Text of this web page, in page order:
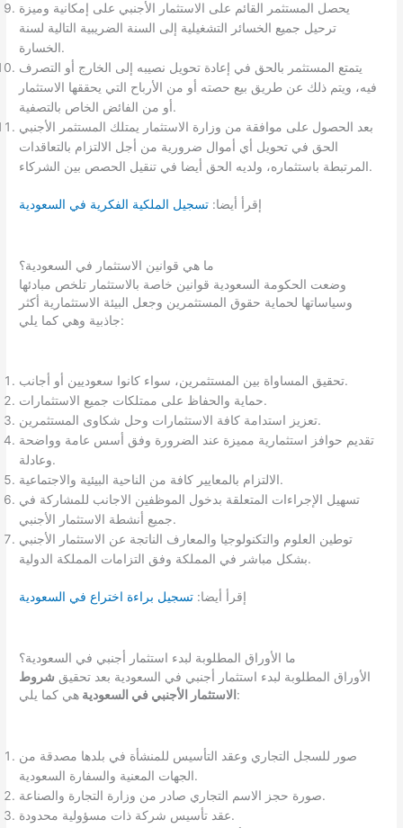
يحصل المستثمر القائم على الاستثمار الأجنبي على إمكانية وميزة
ترحيل جميع الخسائر التشغيلية إلى السنة الضريبية التالية لسنة
الخسارة.
يتمتع المستثمر بالحق في إعادة تحويل نصيبه إلى الخارج أو التصرف
فيه، ويتم ذلك عن طريق بيع حصته أو من الأرباح التي يحققها الاستثمار
أو من الفائض الخاص بالتصفية.
بعد الحصول على موافقة من وزارة الاستثمار يمتلك المستثمر الأجنبي
الحق في تحويل أي أموال ضرورية من أجل الالتزام بالتعاقدات
المرتبطة باستثماره، ولديه الحق أيضا في تنقيل الحصص بين الشركاء.
إقرأ أيضا: تسجيل الملكية الفكرية في السعودية
ما هي قوانين الاستثمار في السعودية؟
وضعت الحكومة السعودية قوانين خاصة بالاستثمار تلخص مبادئها
وسياساتها لحماية حقوق المستثمرين وجعل البيئة الاستثمارية أكثر
جاذبية وهي كما يلي:
تحقيق المساواة بين المستثمرين، سواء كانوا سعوديين أو أجانب.
حماية والحفاظ على ممتلكات جميع الاستثمارات.
تعزيز استدامة كافة الاستثمارات وحل شكاوى المستثمرين.
تقديم حوافز استثمارية مميزة عند الضرورة وفق أسس عامة وواضحة
وعادلة.
الالتزام بالمعايير كافة من الناحية البيئية والاجتماعية.
تسهيل الإجراءات المتعلقة بدخول الموظفين الاجانب للمشاركة في
جميع أنشطة الاستثمار الأجنبي.
توطين العلوم والتكنولوجيا والمعارف الناتجة عن الاستثمار الأجنبي
بشكل مباشر في المملكة وفق التزامات المملكة الدولية.
إقرأ أيضا: تسجيل براءة اختراع في السعودية
ما الأوراق المطلوبة لبدء استثمار أجنبي في السعودية؟
الأوراق المطلوبة لبدء استثمار أجنبي في السعودية بعد تحقيق شروط
الاستثمار الأجنبي في السعودية هي كما يلي:
صور للسجل التجاري وعقد التأسيس للمنشأة في بلدها مصدقة من
الجهات المعنية والسفارة السعودية.
صورة حجز الاسم التجاري صادر من وزارة التجارة والصناعة.
عقد تأسيس شركة ذات مسؤولية محدودة.